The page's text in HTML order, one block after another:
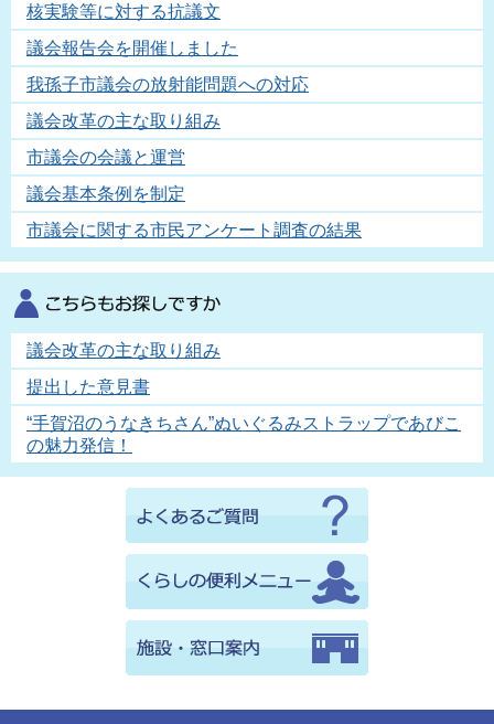
核実験等に対する抗議文
議会報告会を開催しました
我孫子市議会の放射能問題への対応
議会改革の主な取り組み
市議会の会議と運営
議会基本条例を制定
市議会に関する市民アンケート調査の結果
議会改革の主な取り組み
提出した意見書
“手賀沼のうなきちさん”ぬいぐるみストラップであびこ
の魅力発信！